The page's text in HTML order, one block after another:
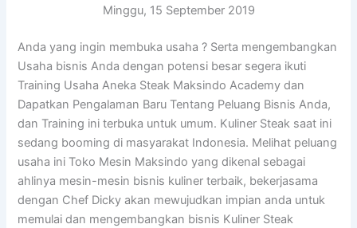
Minggu, 15 September 2019
Anda yang ingin membuka usaha ? Serta mengembangkan
Usaha bisnis Anda dengan potensi besar segera ikuti
Training Usaha Aneka Steak Maksindo Academy dan
Dapatkan Pengalaman Baru Tentang Peluang Bisnis Anda,
dan Training ini terbuka untuk umum. Kuliner Steak saat ini
sedang booming di masyarakat Indonesia. Melihat peluang
usaha ini Toko Mesin Maksindo yang dikenal sebagai
ahlinya mesin-mesin bisnis kuliner terbaik, bekerjasama
dengan Chef Dicky akan mewujudkan impian anda untuk
memulai dan mengembangkan bisnis Kuliner Steak